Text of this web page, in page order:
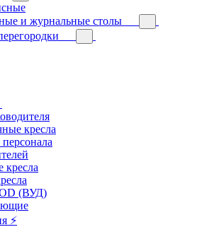
и журнальные столы
кресла
кресла
(ВУД)
⚡